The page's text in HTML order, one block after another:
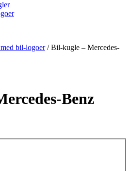
bil-logoer/ Bil-kugle – Mercedes-
Benz